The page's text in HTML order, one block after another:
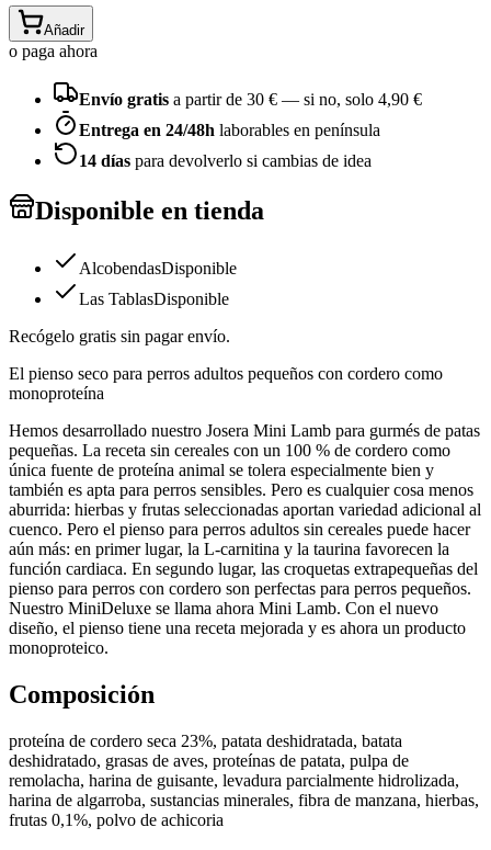
Añadir
o paga ahora
Envío gratis a partir de 30 € — si no, solo 4,90 €
Entrega en 24/48h laborables en península
14 días para devolverlo si cambias de idea
Disponible en tienda
AlcobendasDisponible
Las TablasDisponible
Recógelo gratis sin pagar envío.
El pienso seco para perros adultos pequeños con cordero como
monoproteína
Hemos desarrollado nuestro Josera Mini Lamb para gurmés de patas
pequeñas. La receta sin cereales con un 100 % de cordero como
única fuente de proteína animal se tolera especialmente bien y
también es apta para perros sensibles. Pero es cualquier cosa menos
aburrida: hierbas y frutas seleccionadas aportan variedad adicional al
cuenco. Pero el pienso para perros adultos sin cereales puede hacer
aún más: en primer lugar, la L-carnitina y la taurina favorecen la
función cardiaca. En segundo lugar, las croquetas extrapequeñas del
pienso para perros con cordero son perfectas para perros pequeños.
Nuestro MiniDeluxe se llama ahora Mini Lamb. Con el nuevo
diseño, el pienso tiene una receta mejorada y es ahora un producto
monoproteico.
Composición
proteína de cordero seca 23%, patata deshidratada, batata
deshidratado, grasas de aves, proteínas de patata, pulpa de
remolacha, harina de guisante, levadura parcialmente hidrolizada,
harina de algarroba, sustancias minerales, fibra de manzana, hierbas,
frutas 0,1%, polvo de achicoria